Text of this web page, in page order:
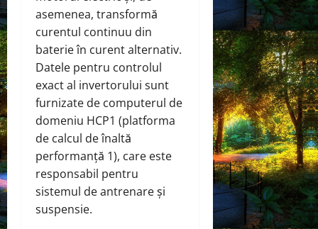
asemenea, transformă
curentul continuu din
baterie în curent alternativ.
Datele pentru controlul
exact al invertorului sunt
furnizate de computerul de
domeniu HCP1 (platforma
de calcul de înaltă
performanță 1), care este
responsabil pentru
sistemul de antrenare și
suspensie.